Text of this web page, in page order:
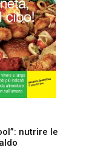
nutrire le